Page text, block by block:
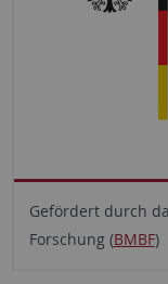
Gefördert durch
Forschung (BMBF)